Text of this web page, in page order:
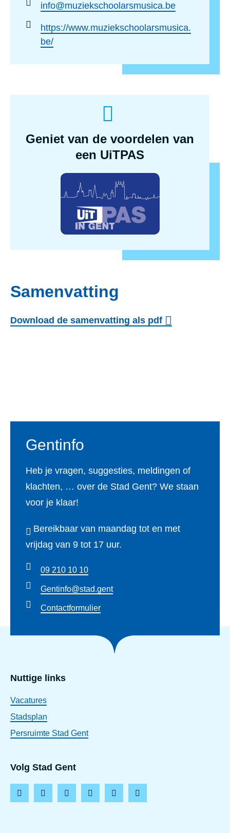
info@muziekschoolarsmusica.be
https://www.muziekschoolarsmusica.
be/
Geniet van de voordelen van
een UiTPAS
Samenvatting
Download de samenvatting als pdf
Gentinfo
Heb je vragen, suggesties, meldingen of
klachten, … over de Stad Gent? We staan
voor je klaar!
Bereikbaar van maandag tot en met
vrijdag van 9 tot 17 uur.
09 210 10 10
Gentinfo@stad.gent
Contactformulier
Nuttige links
Vacatures
Stadsplan
Persruimte Stad Gent
Volg Stad Gent